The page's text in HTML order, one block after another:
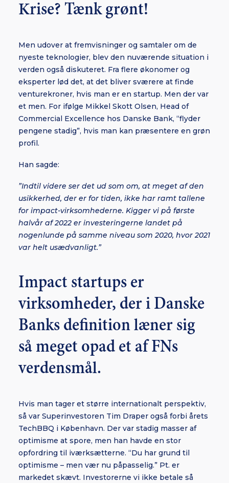
Krise? Tænk grønt!
Men udover at fremvisninger og samtaler om de
nyeste teknologier, blev den nuværende situation i
verden også diskuteret. Fra flere økonomer og
eksperter lød det, at det bliver sværere at finde
venturekroner, hvis man er en startup. Men der var
et men. For ifølge Mikkel Skott Olsen, Head of
Commercial Excellence hos Danske Bank, “flyder
pengene stadig”, hvis man kan præsentere en grøn
profil.
Han sagde:
”Indtil videre ser det ud som om, at meget af den
usikkerhed, der er for tiden, ikke har ramt tallene
for impact-virksomhederne. Kigger vi på første
halvår af 2022 er investeringerne landet på
nogenlunde på samme niveau som 2020, hvor 2021
var helt usædvanligt.”
Impact startups er
virksomheder, der i Danske
Banks definition læner sig
så meget opad et af FNs
verdensmål.
Hvis man tager et større internationalt perspektiv,
så var Superinvestoren Tim Draper også forbi årets
TechBBQ i København. Der var stadig masser af
optimisme at spore, men han havde en stor
opfordring til iværksætterne. “Du har grund til
optimisme – men vær nu påpasselig.” Pt. er
markedet skævt. Investorerne vi ikke betale så